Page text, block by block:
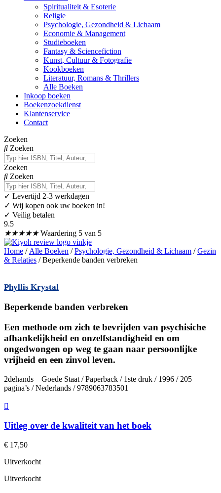
Spiritualiteit & Esoterie
Religie
Psychologie, Gezondheid & Lichaam
Economie & Management
Studieboeken
Fantasy & Sciencefiction
Kunst, Cultuur & Fotografie
Kookboeken
Literatuur, Romans & Thrillers
Alle Boeken
Inkoop boeken
Boekenzoekdienst
Klantenservice
Contact
Zoeken
Zoeken
Zoeken
Zoeken
✓ Levertijd 2-3 werkdagen
✓ Wij kopen ook uw boeken in!
✓ Veilig betalen
9.5
★★★★★ Waardering 5 van 5
Home / Alle Boeken /Psychologie, Gezondheid & Lichaam /Gezin
& Relaties / Beperkende banden verbreken
Phyllis Krystal
Beperkende banden verbreken
Een methode om zich te bevrijden van psychisiche
afhankelijkheid en onzelfstandigheid en om
ongedwongen op weg te gaan naar persoonlijke
vrijheid en een zinvol leven.
2dehands – Goede Staat / Paperback / 1ste druk / 1996 / 205
pagina’s / Nederlands / 9789063783501
Uitleg over de kwaliteit van het boek
€ 17,50
Uitverkocht
Uitverkocht